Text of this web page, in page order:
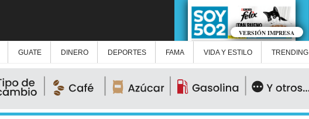
VERSIÓN IMPRESA
GUATE DINERO DEPORTES FAMA VIDA Y ESTILO TRENDING